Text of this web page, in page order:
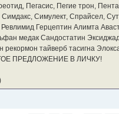
Пегасис, Пегие трон,
Симулект, Спрайсел,
Герцептин Алимта
медак Сандостатин
рекормон тайверб тасигна
ПРЕДЛОЖЕНИЕ В ЛИЧКУ!